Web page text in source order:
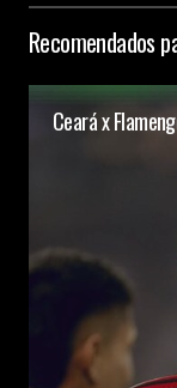
Recomendados
Ceará x